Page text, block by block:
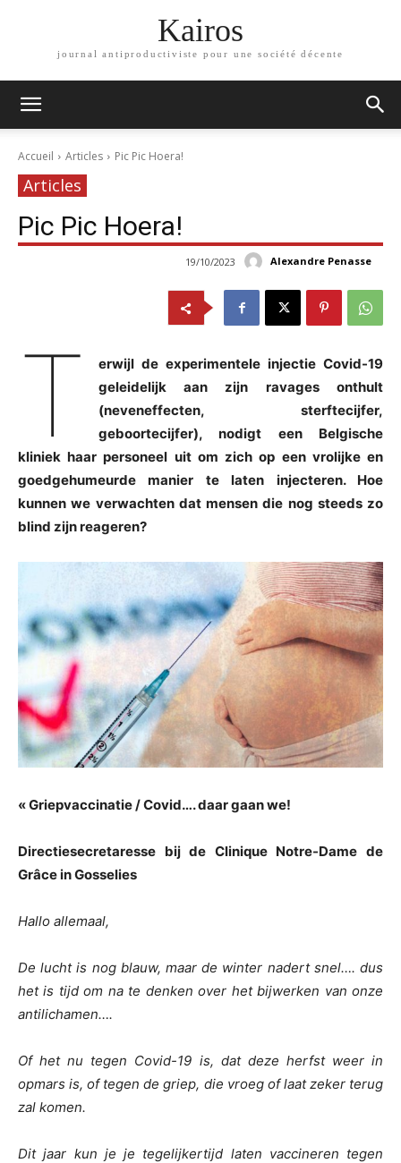
Kairos
journal antiproductiviste pour une société décente
Accueil Articles Pic Pic Hoera!
Articles
Pic Pic Hoera!
Alexandre Penasse
19/10/2023
T
erwijl de experimentele injectie Covid-19
geleidelijk aan zijn ravages onthult
(neveneffecten, sterftecijfer,
geboortecijfer), nodigt een Belgische
kliniek haar personeel uit om zich op een vrolijke en
goedgehumeurde manier te laten injecteren. Hoe
kunnen we verwachten dat mensen die nog steeds zo
blind zijn reageren?
« Griepvaccinatie / Covid…. daar gaan we!
Directiesecretaresse bij de Clinique Notre-Dame de
Grâce in Gosselies
Hallo allemaal,
De lucht is nog blauw, maar de winter nadert snel…. dus
het is tijd om na te denken over het bijwerken van onze
antilichamen….
Of het nu tegen Covid-19 is, dat deze herfst weer in
opmars is, of tegen de griep, die vroeg of laat zeker terug
zal komen.
Dit jaar kun je je tegelijkertijd laten vaccineren tegen